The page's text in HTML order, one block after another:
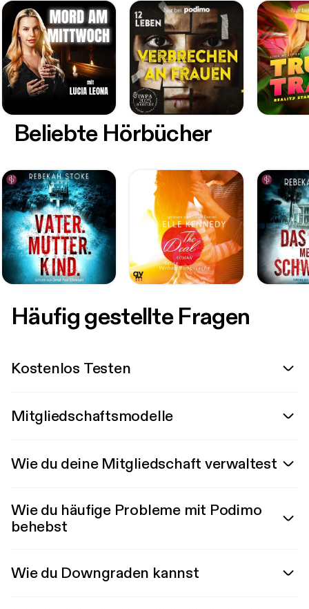
Beliebte Hörbücher
Häufig gestellte Fragen
Kostenlos Testen
Mitgliedschaftsmodelle
Wie du deine Mitgliedschaft verwaltest
Wie du häufige Probleme mit Podimo
behebst
Wie du Downgraden kannst